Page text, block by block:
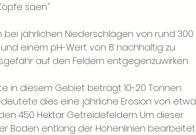
säen."
bei jährlichen Niederschlägen von rund 300
einem pH-Wert von 8 nachhaltig zu
auf den Feldern entgegenzuwirken.
in diesem Gebiet beträgt 10-20 Tonnen
dies eine jährliche Erosion von etwa
450 Hektar Getreidefeldern. Um dieser
Boden entlang der Höhenlinien bearbeitet